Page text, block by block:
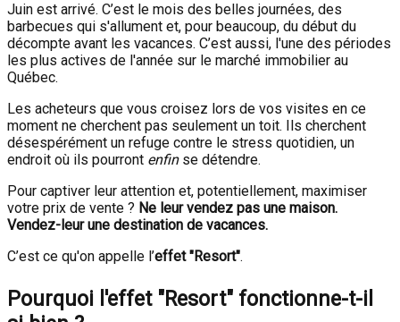
Juin est arrivé. C’est le mois des belles journées, des
barbecues qui s'allument et, pour beaucoup, du début du
décompte avant les vacances. C’est aussi, l'une des périodes
les plus actives de l'année sur le marché immobilier au
Québec.
Les acheteurs que vous croisez lors de vos visites en ce
moment ne cherchent pas seulement un toit. Ils cherchent
désespérément un refuge contre le stress quotidien, un
endroit où ils pourront enfinse détendre.
Pour captiver leur attention et, potentiellement, maximiser
votre prix de vente ? Ne leur vendez pas une maison.
Vendez-leur une destination de vacances.
C’est ce qu'on appelle l’effet "Resort".
Pourquoi l'effet "Resort" fonctionne-t-il